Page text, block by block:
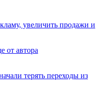
увеличить продажи и
от автора
терять переходы из